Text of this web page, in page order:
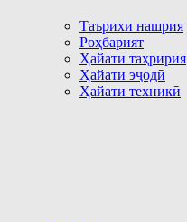
Таърихи нашрия
Роҳбарият
Ҳайати таҳририя
Ҳайати эҷодӣ
Ҳайати техникӣ